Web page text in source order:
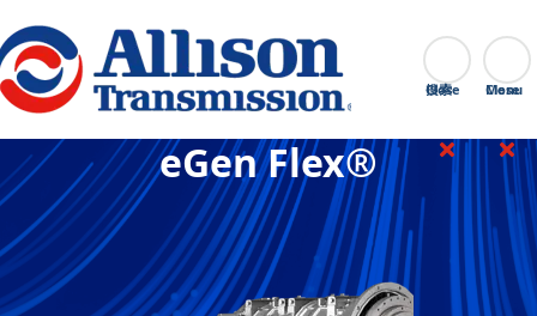
Go Home 搜索
Close
eGen Flex®